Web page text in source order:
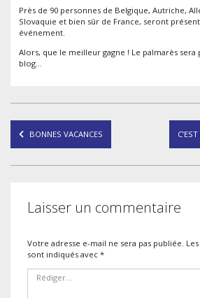
Près de 90 personnes de Belgique, Autriche,
Slovaquie et bien sûr de France, seront
événement.
Alors, que le meilleur gagne ! Le palmarès
blog…
Navigation
de
l’article
BONNES VACANCES
Laisser un commentaire
Votre adresse e-mail ne sera pas publiée.
sont indiqués avec *